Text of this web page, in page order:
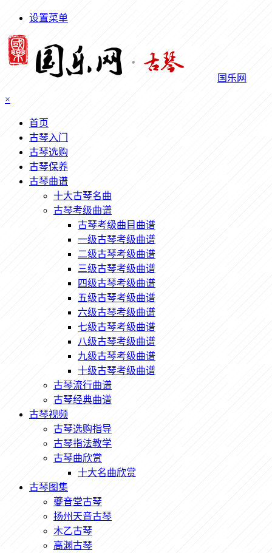
设置菜单
国乐网
×
首页
古琴入门
古琴选购
古琴保养
古琴曲谱
十大古琴名曲
古琴考级曲谱
古琴考级曲目曲谱
一级古琴考级曲谱
二级古琴考级曲谱
三级古琴考级曲谱
四级古琴考级曲谱
五级古琴考级曲谱
六级古琴考级曲谱
七级古琴考级曲谱
八级古琴考级曲谱
九级古琴考级曲谱
十级古琴考级曲谱
古琴流行曲谱
古琴经典曲谱
古琴视频
古琴选购指导
古琴指法教学
古琴曲欣赏
十大名曲欣赏
古琴图集
夔音堂古琴
扬州天音古琴
木乙古琴
高渊古琴